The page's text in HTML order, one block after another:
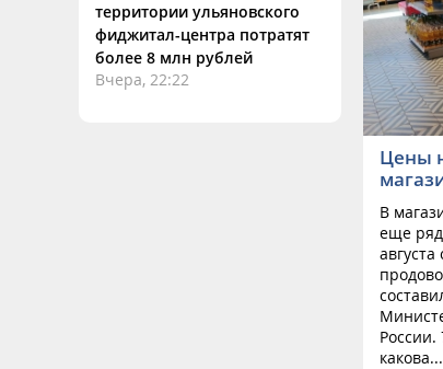
территории ульяновского
фиджитал-центра потратят
более 8 млн рублей
Вчера, 22:22
Цены
В
еще
какова...